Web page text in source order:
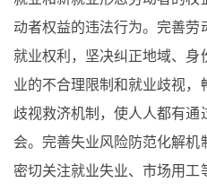
动者权益的违法行为。完善
就业权利，坚决纠正地域、
业的不合理限制和就业歧视
歧视救济机制，使人人都有
会。完善失业风险防范化解机
密切关注就业失业、市场用工